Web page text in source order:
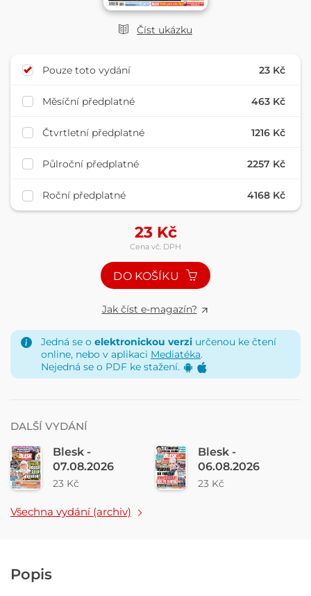
Číst ukázku
Pouze toto vydání 23 Kč
Měsíční předplatné 463 Kč
Čtvrtletní předplatné 1216 Kč
Půlroční předplatné 2257 Kč
Roční předplatné 4168 Kč
23Kč
Cena vč. DPH
DO KOŠÍKU
Jak číst e-magazín?
Jedná se o elektronickou verzi určenou ke čtení
online, nebo v aplikaci Mediatéka.
Nejedná se o PDF ke stažení.
DALŠÍ VYDÁNÍ
Blesk -
07.08.2026
23 Kč
Blesk -
06.08.2026
23 Kč
Všechna vydání (archiv)
Popis